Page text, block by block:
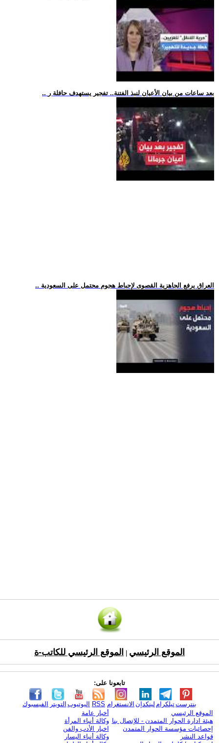
.. بعد ساعات من بيان الأعيان لنبذ الفتنة.. تفجير يستهدف حافلة ر
.. العراق يرفع الجاهزية القصوى لإحباط هجوم محتمل على السعودية
الموقع الرئيسي الموقع الرئيسي للكاتب-ة
تابعونا على:
الفيسبوك التويتر اليوتيوب RSS الانستغرام لينكدإن تيلكرامبنترست
الموقع الرئيسي
هيئة ادارة الحوار المتمدن - للإتصال بنا
إحصائيات مؤسسة الحوار المتمدن
قواعد النشر
أخبار عامة
وكالة أنباء المرأة
اخبار الأدب والفن
وكالة أنباء اليسار